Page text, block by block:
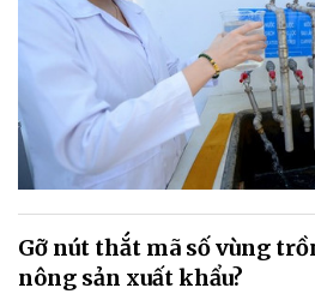
Gỡ nút thắt mã số vùng
nông sản xuất khẩu?